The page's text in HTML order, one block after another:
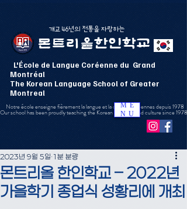
몬트리올한인학교
L'École de Langue Coréenne du Grand
Montréal
The Korean Language School of Greater
Montreal
​개교 46년의 전통을 자랑하는
Notre école enseigne fièrement la langue et la culture coréennes depuis 1978
Our school has been proudly teaching the Korean language and culture since 1978
ME
NU
몬트리올 한인학교 – 2022년
가을학기 종업식 성황리에 개최
2023년 9월 5일 1분 분량